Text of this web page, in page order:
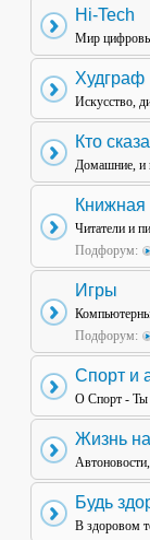
Hi-Tech
Мир
Худграф
Искусство,
Кто
Домашние, и
Книжная
Читатели и
Подфорум:
Игры
Подфорум:
Спорт и
О Спорт -
Жизнь
Будь
В здоровом